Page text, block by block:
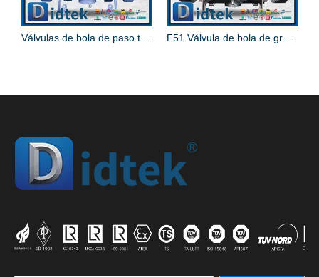
Válvulas de bola de paso total de PTFE de baja temperatura de caja de cambios LF2 F51 Válvula de bola de gran tamaño de alta presión clase 1500 API 607